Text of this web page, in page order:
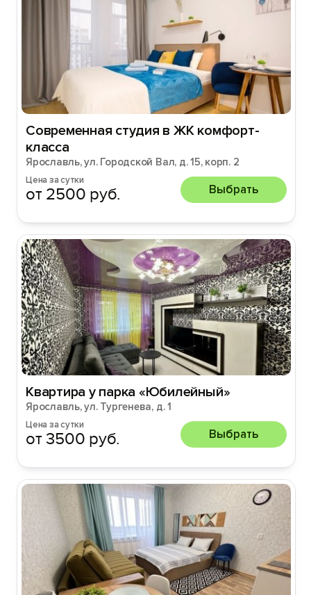
Современная студия в ЖК комфорт-
класса
Ярославль, ул. Городской Вал, д. 15, корп. 2
Цена за сутки
от 2500 руб. Выбрать
Квартира у парка «Юбилейный»
Ярославль, ул. Тургенева, д. 1
Цена за сутки
от 3500 руб. Выбрать